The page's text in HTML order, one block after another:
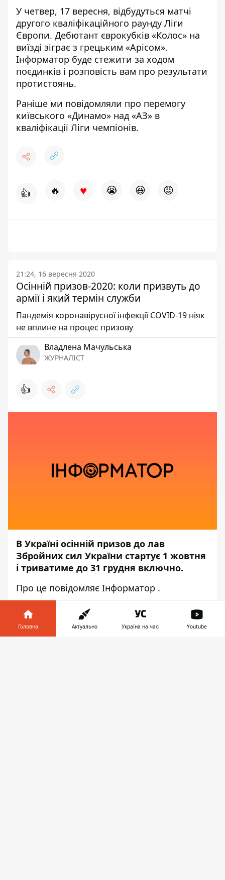
У четвер, 17 вересня, відбудуться матчі
другого кваліфікаційного раунду Ліги
Європи. Дебютант єврокубків «Колос» на
виїзді зіграє з грецьким «Арісом».
Інформатор буде стежити за ходом
поєдинків і розповість вам про результати
протистоянь.
Раніше ми повідомляли про перемогу
київського «Динамо» над «АЗ» в
кваліфікації Ліги чемпіонів.
👍 🔥 ♥ 😭 😆 😡
21:24, 16 вересня 2020
Осінній призов-2020: коли призвуть до
армії і який термін служби
Пандемія коронавірусної інфекції COVID-19 ніяк
не вплине на процес призову
Владлена Мачульська
ЖУРНАЛІСТ
👍
В Україні осінній призов до лав
Збройних сил України стартує 1 жовтня
і триватиме до 31 грудня включно.
Про це повідомляє Інформатор .
Хто підлягає призову
До призову підлягають хлопці у віці від 18
до 27 років, у яких немає будь-яких
Головна Актуально Україна на часі Youtube